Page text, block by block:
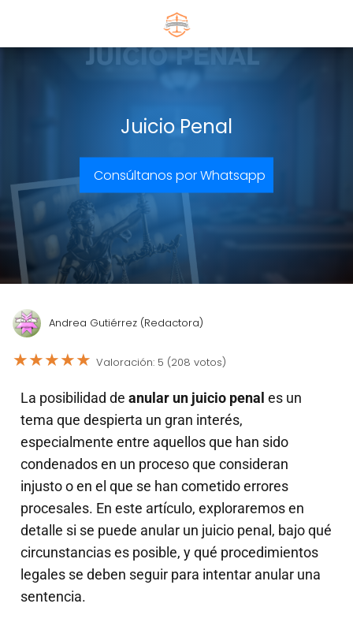
Juicio Penal
Consúltanos por Whatsapp
Andrea Gutiérrez (Redactora)
★★★★★ Valoración: 5 (208 votos)
La posibilidad de anular un juicio penal es un
tema que despierta un gran interés,
especialmente entre aquellos que han sido
condenados en un proceso que consideran
injusto o en el que se han cometido errores
procesales. En este artículo, exploraremos en
detalle si se puede anular un juicio penal, bajo qué
circunstancias es posible, y qué procedimientos
legales se deben seguir para intentar anular una
sentencia.